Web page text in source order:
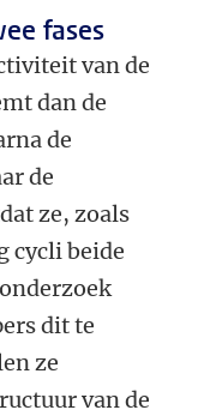
fases
van de
dan de
de
de
ze, zoals
cycli beide
dit te
ze
van de